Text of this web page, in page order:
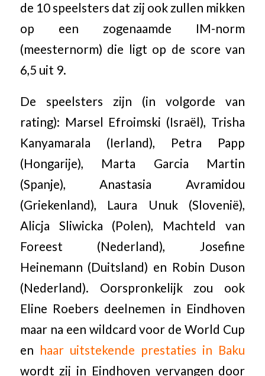
de 10 speelsters dat zij ook zullen mikken
op een zogenaamde IM-norm
(meesternorm) die ligt op de score van
6,5 uit 9.
De speelsters zijn (in volgorde van
rating): Marsel Efroimski (Israël), Trisha
Kanyamarala (Ierland), Petra Papp
(Hongarije), Marta Garcia Martin
(Spanje), Anastasia Avramidou
(Griekenland), Laura Unuk (Slovenië),
Alicja Sliwicka (Polen), Machteld van
Foreest (Nederland), Josefine
Heinemann (Duitsland) en Robin Duson
(Nederland). Oorspronkelijk zou ook
Eline Roebers deelnemen in Eindhoven
maar na een wildcard voor de World Cup
en haar uitstekende prestaties in Baku
wordt zij in Eindhoven vervangen door